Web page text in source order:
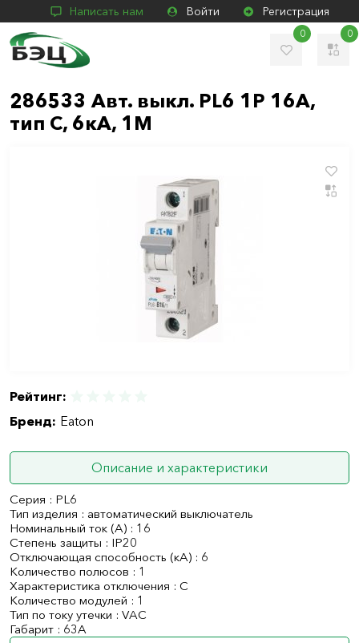
Написать нам Войти Регистрация
0 0
286533 Авт. выкл. PL6 1P 16А,
тип С, 6кА, 1M
Рейтинг:
Бренд: Eaton
Описание и характеристики
Серия : PL6
Тип изделия : автоматический выключатель
Номинальный ток (А) : 16
Степень защиты : IP20
Отключающая способность (кА) : 6
Количество полюсов : 1
Характеристика отключения : C
Количество модулей : 1
Тип по току утечки : VAC
Габарит : 63А